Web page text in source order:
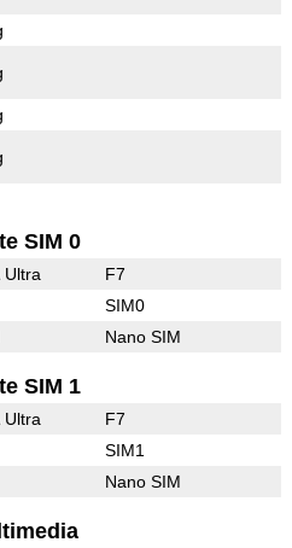
SIM 0
Ultra F7
SIM0
Nano SIM
SIM 1
Ultra F7
SIM1
Nano SIM